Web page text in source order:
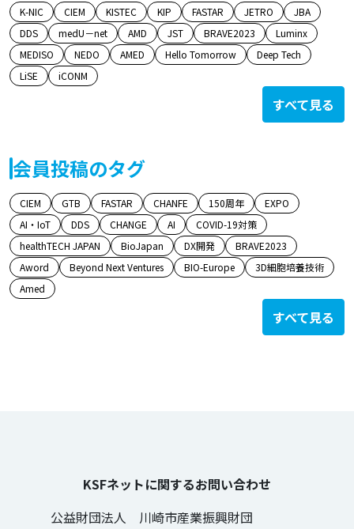
K-NIC CIEM KISTEC KIP FASTAR JETRO
JBA
DDS
medU－net AMD JST BRAVE2023
Luminx
MEDISO
NEDO AMED Hello Tomorrow
Deep Tech
LiSE
iCONM
すべて見る
会員投稿のタグ
CIEM GTB FASTAR CHANFE 150周年
EXPO
AI・IoT
DDS CHANGE AI
COVID-19対策
healthTECH JAPAN
BioJapan DX開発
BRAVE2023
Aword
Beyond Next Ventures BIO-Europe
3D細胞培養技術
Amed
すべて見る
KSFネットに関するお問い合わせ
公益財団法人 川崎市産業振興財団